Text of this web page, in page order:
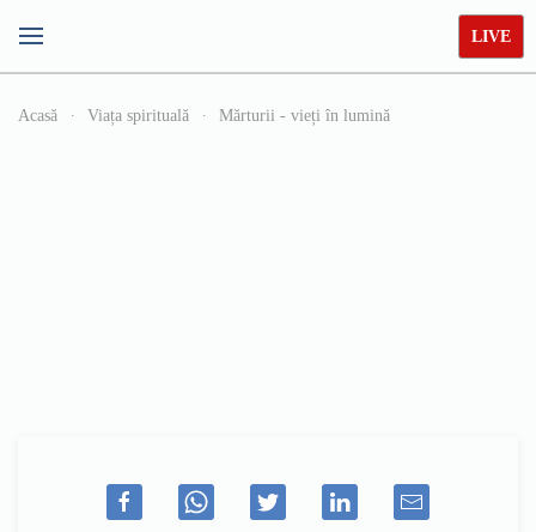
LIVE
Acasă Viața spirituală Mărturii - vieți în lumină